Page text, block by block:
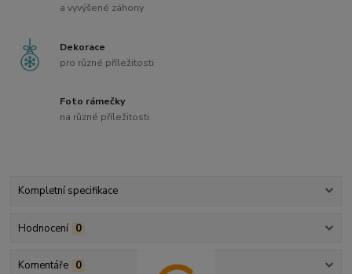
a vyvýšené záhony
Dekorace
pro různé příležitosti
Foto rámečky
na různé příležitosti
Kompletní specifikace
Hodnocení 0
Komentáře 0